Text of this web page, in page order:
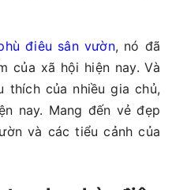
điêu sân vườn, nó đã
của xã hội hiện nay. Và
thích của nhiều gia chủ,
nay. Mang đến vẻ đẹp
và các tiểu cảnh của